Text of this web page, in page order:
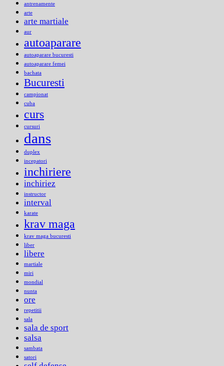
antrenamente
arte
arte martiale
aur
autoaparare
autoaparare bucuresti
autoaparare femei
bachata
Bucuresti
campionat
cuba
curs
cursuri
dans
duplex
incepatori
inchiriere
inchiriez
instructor
interval
karate
krav maga
krav maga bucuresti
liber
libere
martiale
miri
mondial
nunta
ore
repetitii
sala
sala de sport
salsa
sambata
satori